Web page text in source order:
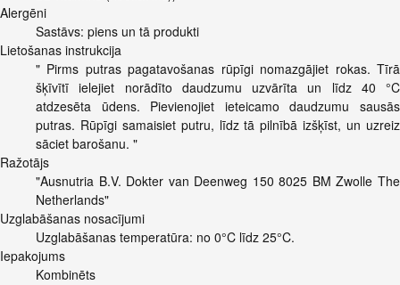
Alergēni
Sastāvs: piens un tā produkti
Lietošanas instrukcija
" Pirms putras pagatavošanas rūpīgi nomazgājiet rokas. Tīrā
šķīvītī ielejiet norādīto daudzumu uzvārīta un līdz 40 °C
atdzesēta ūdens. Pievienojiet ieteicamo daudzumu sausās
putras. Rūpīgi samaisiet putru, līdz tā pilnībā izšķīst, un uzreiz
sāciet barošanu. "
Ražotājs
"Ausnutria B.V. Dokter van Deenweg 150 8025 BM Zwolle The
Netherlands"
Uzglabāšanas nosacījumi
Uzglabāšanas temperatūra: no 0°C līdz 25°C.
Iepakojums
Kombinēts